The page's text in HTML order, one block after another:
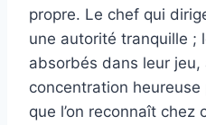
propre. Le chef qui
une autorité tranquille ;
absorbés dans leur
concentration
que l’on reconnaît chez